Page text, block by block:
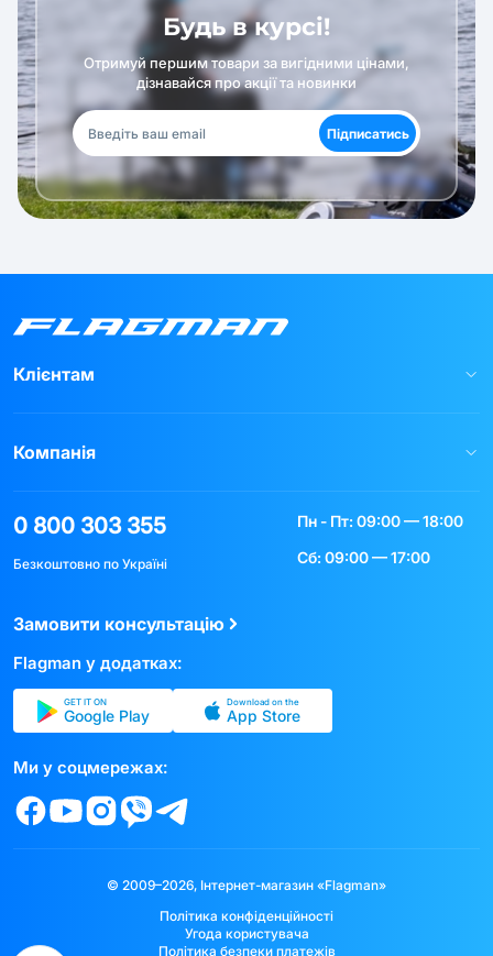
Будь в курсі!
Отримуй першим товари за вигідними цінами,
дізнавайся про акції та новинки
Підписатись
Клієнтам
Компанія
0 800 303 355
Безкоштовно по Україні
Пн - Пт: 09:00 — 18:00
Сб: 09:00 — 17:00
Замовити консультацію
Flagman у додатках:
GET IT ON
Google Play
Download on the
App Store
Ми у соцмережах:
© 2009–2026, Інтернет-магазин «Flagman»
Політика конфіденційності
Угода користувача
Політика безпеки платежів